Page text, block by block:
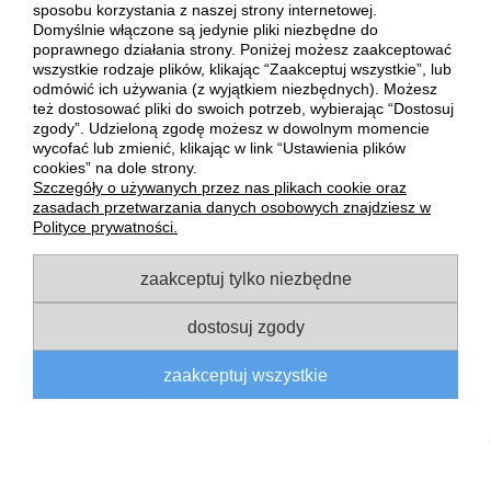
typowe spodenki kolarskie. Znajdziesz u nas także spodnie i
spodenki rowerowe na szelkach oraz spodnie typu „all-
weather”, idealne na każdą pogodę.
Zapoznaj się z naszymi propozycjami i wybierz szorty oraz
spodnie rowerowe najlepiej odpowiadające Twoim potrzebom!
PŁATNOŚCI I DOSTAWA
INFORMACJE
O NAS
sposobu korzystania z naszej strony internetowej.
Domyślnie włączone są jedynie pliki niezbędne do
poprawnego działania strony. Poniżej możesz zaakceptować
wszystkie rodzaje plików, klikając “Zaakceptuj wszystkie”, lub
odmówić ich używania (z wyjątkiem niezbędnych). Możesz
też dostosować pliki do swoich potrzeb, wybierając “Dostosuj
zgody”. Udzieloną zgodę możesz w dowolnym momencie
wycofać lub zmienić, klikając w link “Ustawienia plików
cookies” na dole strony.
Szczegóły o używanych przez nas plikach cookie oraz
zasadach przetwarzania danych osobowych znajdziesz w
Polityce prywatności.
zaakceptuj tylko niezbędne
dostosuj zgody
zaakceptuj wszystkie